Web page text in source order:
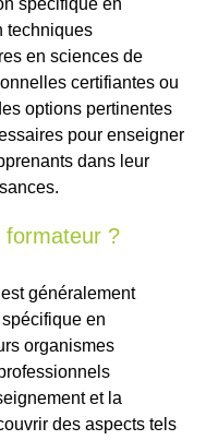
spécifique en
techniques
en sciences de
certifiantes ou
options pertinentes
pour enseigner
dans leur
formateur ?
généralement
en
organismes
et la
des aspects tels